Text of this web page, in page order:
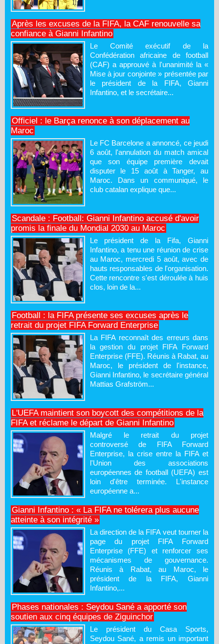
Après les excuses de la FIFA, la CAF renouvelle sa
confiance à Gianni Infantino
Le Comité exécutif de la
Confédération africaine de football
(CAF) a approuvé à l'unanimité la «
Mise à jour conjointe » présentée par
le président de la FIFA, Gianni
Infantino, et le secrétaire...
Officiel : le Barça renonce à son déplacement au
Maroc
Le FC Barcelone a annoncé, ce jeudi
6 août, l'annulation du match amical
que son équipe première devait
disputer le 15 août à Tanger, au
Maroc. Dans un communiqué, le
club catalan explique que...
Scandale : Football: Gianni Infantino accusé d'avoir
promis la finale du Mondial 2030 au Maroc
Le président de la Fifa, Gianni
Infantino, a tenu une réunion de crise
au Maroc, mercredi 5 août, avec de
hauts responsables de l'organisation.
Cette rencontre s'est déroulée à huis
clos, loin de la...
Football : la FIFA présente ses excuses après le
retrait du projet FIFA Forward Enterprise
La FIFA reconnaît des erreurs dans
la gestion du projet FIFA Forward
Enterprise (FFE). Réunis à Rabat, au
Maroc, le président de l'instance,
Gianni Infantino, le secrétaire général
Mattias Grafström...
L'UEFA maintient son boycott des compétitions de la
FIFA et réclame le départ de Gianni Infantino
Malgré le retrait du projet
controversé de FIFA Forward
Enterprise, la crise entre la FIFA et
l'Union des associations
européennes de football (UEFA) est
loin d'être terminée. L'instance
européenne a...
Gianni Infantino : « La FIFA ne tolérera plus aucune
atteinte à son intégrité »
La direction de la FIFA veut tourner la
page du projet FIFA Forward
Enterprise (FFE) et renforcer ses
mécanismes de gouvernance.
Réunis à Rabat, au Maroc, le
président de la FIFA, Gianni
Infantino,...
Phases nationales : Seydou Sané a apporté son
soutien aux cinq équipes de Ziguinchor
Le président du Casa Sports,
Seydou Sané, a remis un important